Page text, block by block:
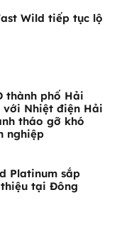
Wild tiếp tục lộ
thành phố Hải
với Nhiệt điện Hải
tháo gỡ khó
nghiệp
Platinum sắp
tại Đông